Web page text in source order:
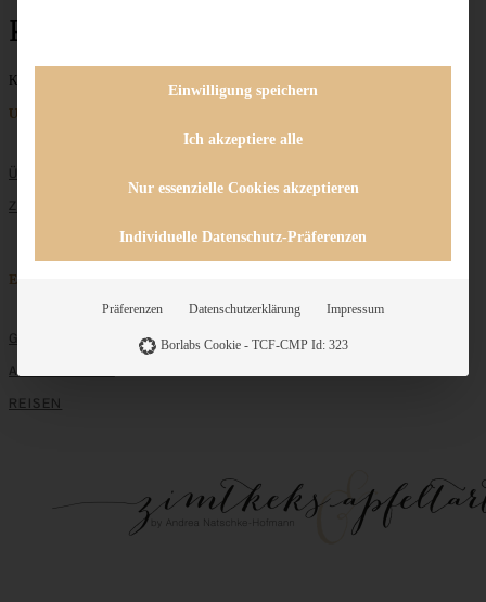
Panzanella
Keine Beiträge gefunden
Unternehmen
ÜBER MICH
ZUSAMMENARBEIT
Entdecken
GRUNDLAGEN
ALLE REZEPTE
REISEN
Einwilligung speichern
Ich akzeptiere alle
Nur essenzielle Cookies akzeptieren
Individuelle Datenschutz-Präferenzen
Präferenzen Datenschutzerklärung Impressum
Borlabs Cookie - TCF-CMP Id: 323